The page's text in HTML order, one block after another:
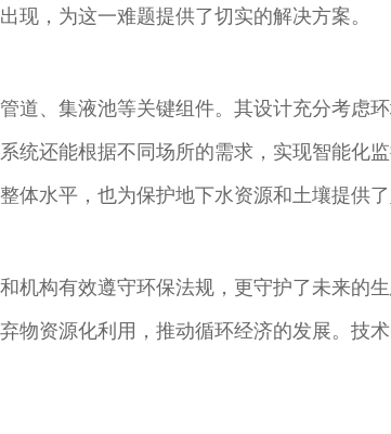
现，为这一难题提供了切实的解决方案。
道、集液池等关键组件。其设计充分考虑
统还能根据不同场所的需求，实现智能化
水平，也为保护地下水资源和土壤提供了
机构有效遵守环保法规，更守护了未来的
物资源化利用，推动循环经济的发展。技